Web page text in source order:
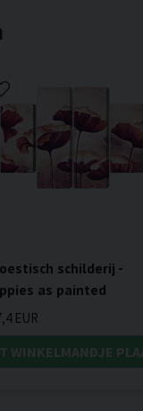
schilderij -
as painted
EUR
WINKELMANDJE